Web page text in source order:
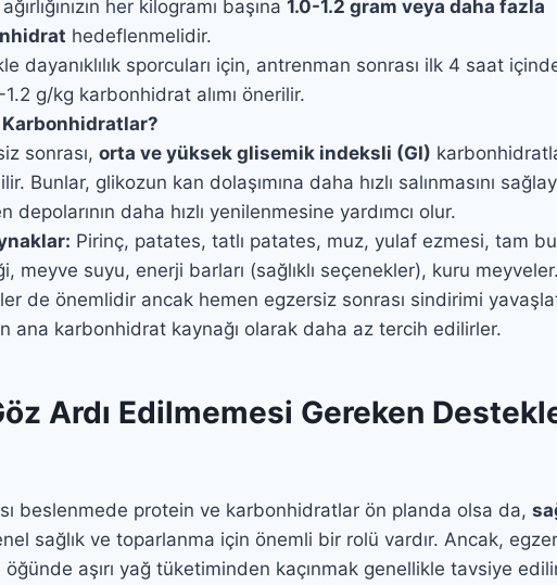
her kilogramı başına 1.0-1.2 gram veya daha fazla
hedeflenmelidir.
dayanıklılık sporcuları için, antrenman sonrası ilk 4 saat
1.2 g/kg karbonhidrat alımı önerilir.
sonrası, orta ve yüksek glisemik indeksli (GI)
Bunlar, glikozun kan dolaşımına daha hızlı salınmasını
depolarının daha hızlı yenilenmesine yardımcı olur.
Pirinç, patates, tatlı patates, muz, yulaf ezmesi, tam
meyve suyu, enerji barları (sağlıklı seçenekler), kuru
de önemlidir ancak hemen egzersiz sonrası sindirimi
ana karbonhidrat kaynağı olarak daha az tercih edilirler.
Ardı Edilmemesi Gereken
beslenmede protein ve karbonhidratlar ön planda olsa da,
sağlık ve toparlanma için önemli bir rolü vardır. Ancak,
aşırı yağ tüketiminden kaçınmak genellikle tavsiye